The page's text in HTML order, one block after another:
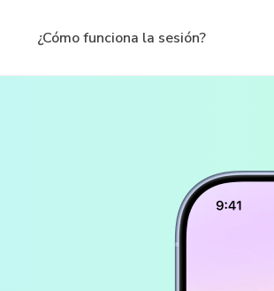
¿Cómo funciona la sesión?